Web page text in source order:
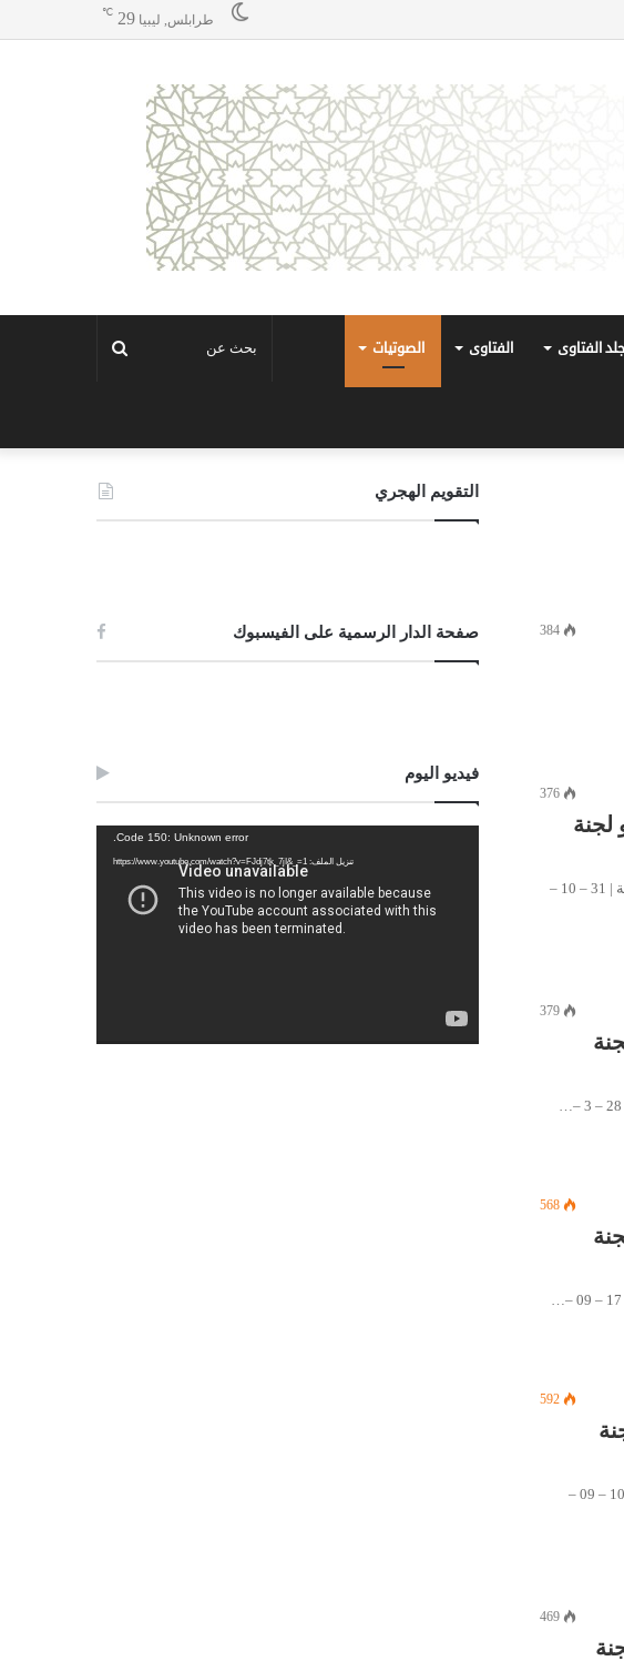
طرابلس, ليبيا 29
℃
الفتاوى الفتاوى الصوتيات
384
376
لجنة
برنامج #مع_دار_الإفتاء | الشيخ عبدالرحمن قدوع | عضو لجنة الفتوى بدار الإفتاء الليبية | 31 – 10 –
379
568
592
برنامج مع دار الإفتاء | الشيخ عبدالرحمن قدوع/ عضو لجنة الفتوى بدار الإفتاء الليبية | 10 – 09 –
469
التقويم الهجري
صفحة الدار الرسمية على الفيسبوك
فيديو اليوم
Code 150: Unknown error.
تنزيل الملف: https://www.youtube.com/watch?v=FJdj7tk_7jI&_=1